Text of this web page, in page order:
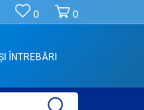
0
0
ÎNTREBĂRI